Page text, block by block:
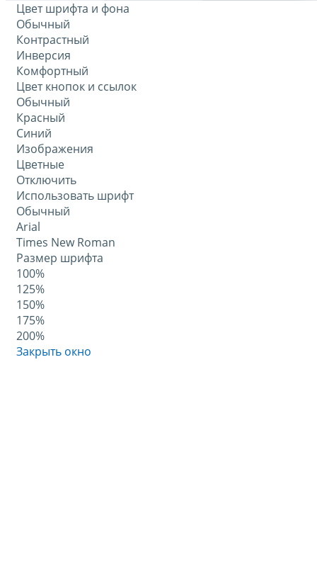
Цвет шрифта и фона
Обычный
Контрастный
Инверсия
Комфортный
Цвет кнопок и ссылок
Обычный
Красный
Синий
Изображения
Цветные
Отключить
Использовать шрифт
Обычный
Arial
Times New Roman
Размер шрифта
100%
125%
150%
175%
200%
Закрыть окно